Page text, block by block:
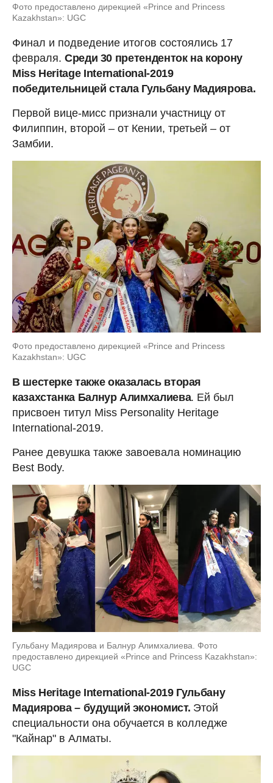
Фото предоставлено дирекцией «Prince and Princess
Kazakhstan»: UGC
Финал и подведение итогов состоялись 17
февраля. Среди 30 претенденток на корону
Miss Heritage International-2019
победительницей стала Гульбану Мадиярова.
Первой вице-мисс признали участницу от
Филиппин, второй – от Кении, третьей – от
Замбии.
Фото предоставлено дирекцией «Prince and Princess
Kazakhstan»: UGC
В шестерке также оказалась вторая
казахстанка Балнур Алимхалиева. Ей был
присвоен титул Miss Personality Heritage
International-2019.
Ранее девушка также завоевала номинацию
Best Body.
Гульбану Мадиярова и Балнур Алимхалиева. Фото
предоставлено дирекцией «Prince and Princess Kazakhstan»:
UGC
Miss Heritage International-2019 Гульбану
Мадиярова – будущий экономист. Этой
специальности она обучается в колледже
"Кайнар" в Алматы.